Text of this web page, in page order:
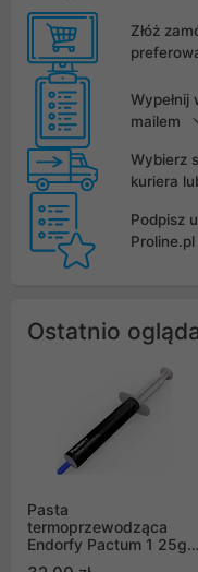
Złóż
mailem
Wybierz
kuriera
Podpisz
Proline.pl
Ostatnio
Pasta
termoprzewodząca
Endorfy Pactum 1 25g